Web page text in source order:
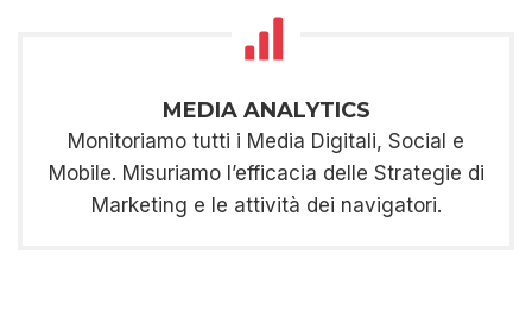
MEDIA ANALYTICS
Monitoriamo tutti i Media Digitali, Social e
Mobile. Misuriamo l’efficacia delle Strategie di
Marketing e le attività dei navigatori.